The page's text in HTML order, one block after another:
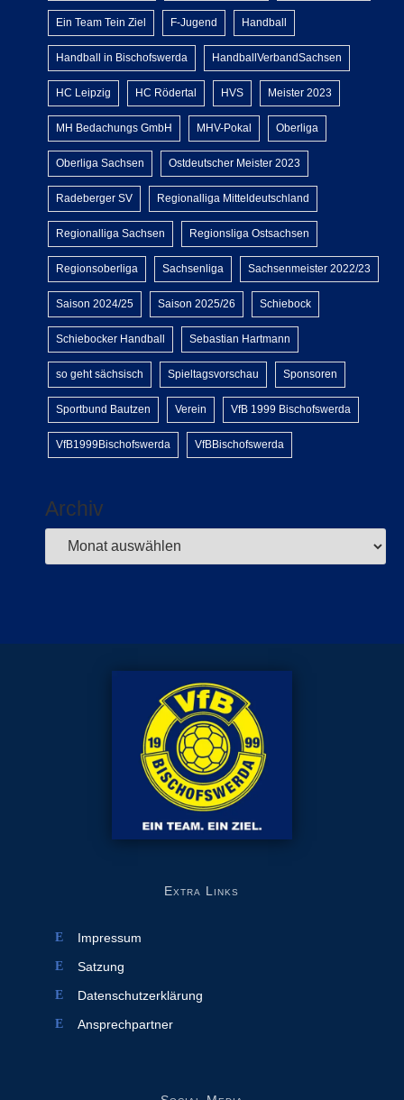
Ein Team Tein Ziel F-Jugend Handball
Handball in Bischofswerda HandballVerbandSachsen
HC Leipzig HC Rödertal HVS Meister 2023
MH Bedachungs GmbH MHV-Pokal Oberliga
Oberliga Sachsen Ostdeutscher Meister 2023
Radeberger SV Regionalliga Mitteldeutschland
Regionalliga Sachsen Regionsliga Ostsachsen
Regionsoberliga Sachsenliga Sachsenmeister 2022/23
Saison 2024/25 Saison 2025/26 Schiebock
Schiebocker Handball Sebastian Hartmann
so geht sächsisch Spieltagsvorschau Sponsoren
Sportbund Bautzen Verein VfB 1999 Bischofswerda
VfB1999Bischofswerda VfBBischofswerda
Archiv
Extra Links
Impressum
Satzung
Datenschutzerklärung
Ansprechpartner